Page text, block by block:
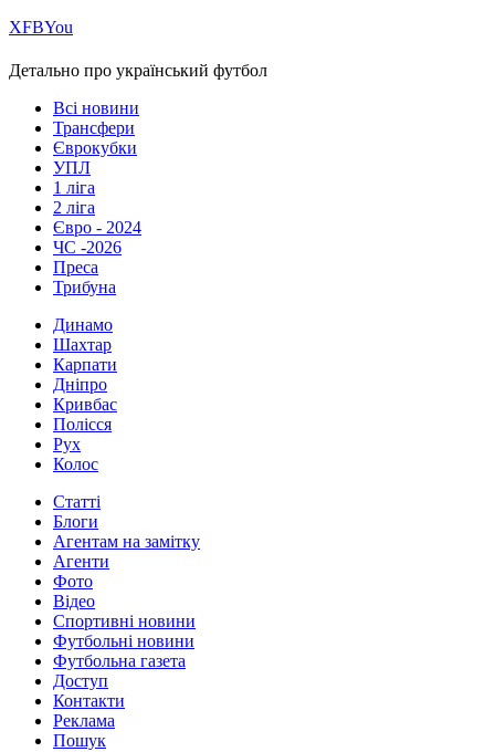
ХFBYou
Детально про український футбол
Всі новини
Трансфери
Єврокубки
УПЛ
1 ліга
2 ліга
Євро - 2024
ЧС -2026
Преса
Трибуна
Динамо
Шахтар
Карпати
Дніпро
Кривбас
Полісся
Рух
Колос
Статті
Блоги
Агентам на замітку
Агенти
Фото
Відео
Спортивні новини
Футбольні новини
Футбольна газета
Доступ
Контакти
Реклама
Пошук